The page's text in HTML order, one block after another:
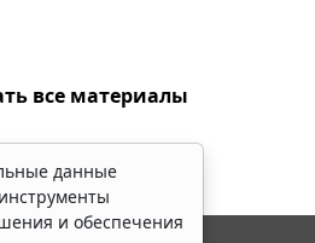
все материалы
данные
и обеспечения